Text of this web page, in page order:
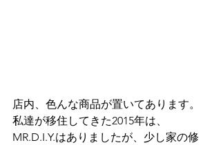
店内、色んな商品が置いてあります。
私達が移住してきた2015年は、
MR.D.I.Y.はありましたが、少し家の修